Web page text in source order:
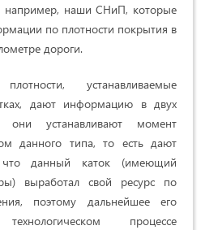
например, наши СНиП, которые
по плотности покрытия в
дороги.
устанавливаемые
дают информацию в двух
они устанавливают момент
данного типа, то есть дают
данный каток (имеющий
выработал свой ресурс по
поэтому дальнейшее его
процессе